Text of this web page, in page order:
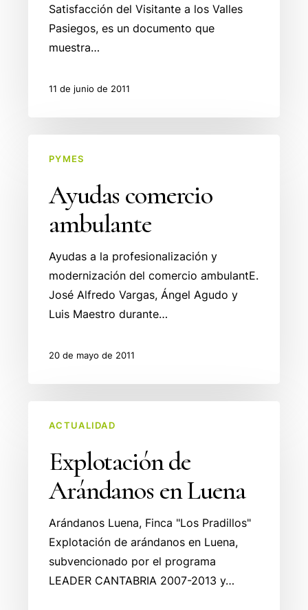
Satisfacción del Visitante a los Valles
Pasiegos, es un documento que
muestra…
11 de junio de 2011
comercio
PYMES
Ayudas comercio
ambulante
Ayudas a la profesionalización y
modernización del comercio ambulantE.
José Alfredo Vargas, Ángel Agudo y
Luis Maestro durante…
20 de mayo de 2011
Luena
ACTUALIDAD
Explotación de
Arándanos en Luena
Arándanos Luena, Finca "Los Pradillos"
Explotación de arándanos en Luena,
subvencionado por el programa
LEADER CANTABRIA 2007-2013 y…